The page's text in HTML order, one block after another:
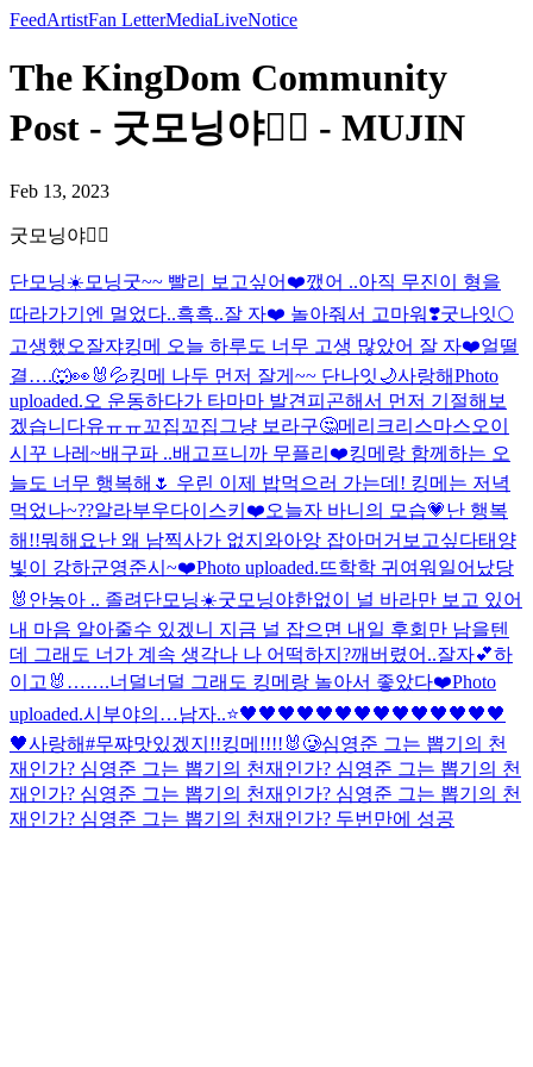
FeedArtistFan LetterMediaLiveNotice
The KingDom Community
Post - 굿모닝야❤️‍🔥 - MUJIN
Feb 13, 2023
굿모닝야❤️‍🔥
단모닝☀️ 모닝굿~~ 빨리 보고싶어❤️깼어 ..아직 무진이 형을
따라가기엔 멀었다..흑흑..잘 자❤️ 놀아줘서 고마워❣️굿나잇🌕
고생했오잘쟈킹메 오늘 하루도 너무 고생 많았어 잘 자❤️얼떨
결….🐺👀🐰💦킹메 나두 먼저 잘게~~ 단나잇🌙사랑해Photo
uploaded.오 운동하다가 타마마 발견 피곤해서 먼저 기절해보
겠습니다유ㅠㅠ꼬집꼬집 그냥 보라구🤔메리크리스마스오이
시꾸 나레~배구파 ..배고프니까 무플리❤️킹메랑 함께하는 오
늘도 너무 행복해🌷 우린 이제 밥먹으러 가는데! 킹메는 저녁
먹었나~??알라부우다이스키❤️오늘자 바니의 모습💗난 행복
해!!뭐해요난 왜 남찍사가 없지 와아앙 잡아머거 보고싶다태양
빛이 강하군영준시~❤️Photo uploaded.뜨학학 귀여워 일어났당
🐰 안농아 .. 졸려 단모닝☀️굿모닝야한없이 널 바라만 보고 있어
내 마음 알아줄수 있겠니 지금 널 잡으면 내일 후회만 남을텐
데 그래도 너가 계속 생각나 나 어떡하지?깨버렸어..잘자💕하
이고🐰…….너덜너덜 그래도 킹메랑 놀아서 좋았다❤️Photo
uploaded.시부야의…남자..⭐️🖤🖤🖤🖤🖤🖤🖤🖤🖤🖤🖤🖤🖤🖤
🖤사랑해#무쨔맛있겠지!!킹메!!!!🐰🥲심영준 그는 뽑기의 천
재인가? 심영준 그는 뽑기의 천재인가? 심영준 그는 뽑기의 천
재인가? 심영준 그는 뽑기의 천재인가? 심영준 그는 뽑기의 천
재인가? 심영준 그는 뽑기의 천재인가? 두번만에 성공